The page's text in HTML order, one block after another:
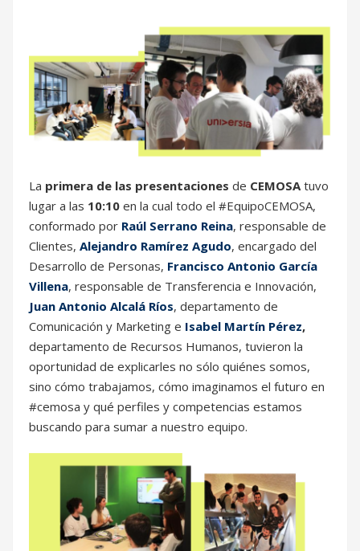
La primera de las presentaciones de CEMOSAtuvo
lugar a las 10:10 en la cual todo el #EquipoCEMOSA,
conformado por Raúl Serrano Reina, responsable de
Clientes, Alejandro Ramírez Agudo, encargado del
Desarrollo de Personas, Francisco Antonio García
Villena, responsable de Transferencia e Innovación,
Juan Antonio Alcalá Ríos, departamento de
Comunicación y Marketing e Isabel Martín Pérez,
departamento de Recursos Humanos, tuvieron la
oportunidad de explicarles no sólo quiénes somos,
sino cómo trabajamos, cómo imaginamos el futuro en
#cemosa y qué perfiles y competencias estamos
buscando para sumar a nuestro equipo.